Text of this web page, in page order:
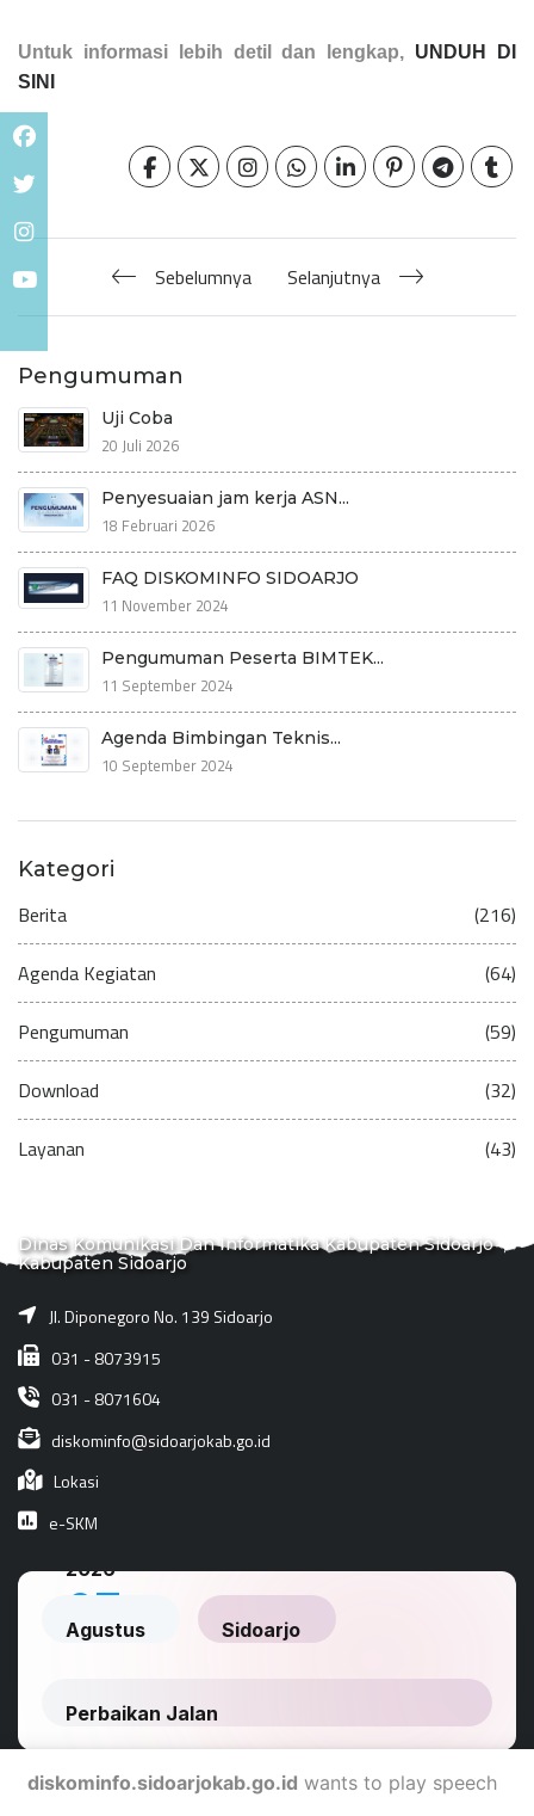
Untuk informasi lebih detil dan lengkap, UNDUH DI
SINI
Sebelumnya Selanjutnya
Pengumuman
Uji Coba
20 Juli 2026
Penyesuaian jam kerja ASN...
18 Februari 2026
FAQ DISKOMINFO SIDOARJO
11 November 2024
Pengumuman Peserta BIMTEK...
11 September 2024
Agenda Bimbingan Teknis...
10 September 2024
Kategori
Berita (216)
Agenda Kegiatan (64)
Pengumuman (59)
Download (32)
Layanan (43)
Dinas Komunikasi Dan Informatika Kabupaten Sidoarjo
Kabupaten Sidoarjo
Jl. Diponegoro No. 139 Sidoarjo
031 - 8073915
031 - 8071604
diskominfo@sidoarjokab.go.id
Lokasi
e-SKM
diskominfo.sidoarjokab.go.id wants to play speech